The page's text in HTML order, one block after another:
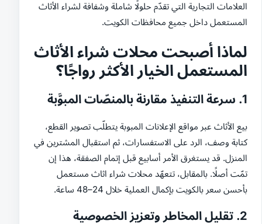
العلامات التجارية التي تقدّم حلولًا شاملة وشفافة لشراء الأثاث
المستعمل داخل جميع محافظات الكويت.
لماذا أصبحت محلات شراء الأثاث
المستعمل الخيار الأكثر رواجًا؟
1. سرعة التنفيذ مقارنة بالمنصّات المبوَّبة
بيع الأثاث عبر مواقع الإعلانات المبوبة يتطلّب تصوير القطع،
كتابة وصف، الرد على الاستفسارات، ثم استقبال المشترين في
المنزل. قد يستغرق الأمر أسابيع قبل إتمام الصفقة، هذا إن
تمّت أصلًا. بالمقابل، تتعهّد محلات شراء اثاث مستعمل
بأحسن سعر بالكويت بإكمال العملية خلال 24–48 ساعة.
2. تقليل المخاطر وتعزيز الخصوصية